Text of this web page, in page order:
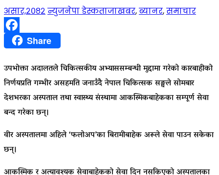
असार,२०८२ न्युजनेपा डेस्कताजाखबर,ब्यानर,समाचार
FacebookShare
उपभोक्ता अदालतले चिकित्सकीय अभ्याससम्बन्धी मुद्दामा गरेको कारबाहीको
निर्णयप्रति गम्भीर असहमति जनाउँदै नेपाल चिकित्सक सङ्घले सोमबार
देशभरका अस्पताल तथा स्वास्थ्य संस्थामा आकस्मिकबाहेकका सम्पूर्ण सेवा
बन्द गरेका छन्।
वीर अस्पतालमा अहिले ‘फलोअप’का बिरामीबाहेक अरूले सेवा पाउन सकेका
छन्।